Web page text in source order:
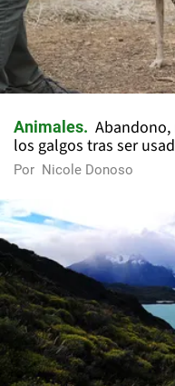
Animales
los galgos tras ser
Por Nicole Donoso